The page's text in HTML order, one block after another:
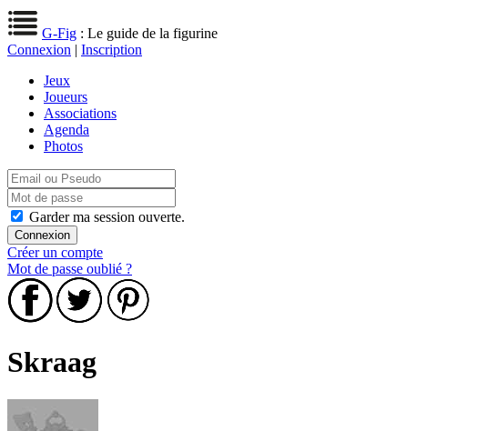
G-Fig : Le guide de la figurine
Connexion | Inscription
Jeux
Joueurs
Associations
Agenda
Photos
Garder ma session ouverte.
Créer un compte
Mot de passe oublié ?
Skraag